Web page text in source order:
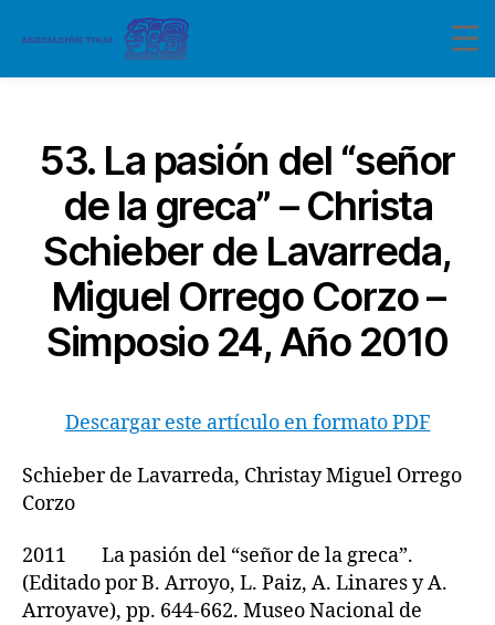
53. La pasión del “señor
de la greca” – Christa
Schieber de Lavarreda,
Miguel Orrego Corzo –
Simposio 24, Año 2010
Descargar este artículo en formato PDF
Schieber de Lavarreda, Christay Miguel Orrego
Corzo
2011 La pasión del “señor de la greca”.
(Editado por B. Arroyo, L. Paiz, A. Linares y A.
Arroyave), pp. 644-662. Museo Nacional de